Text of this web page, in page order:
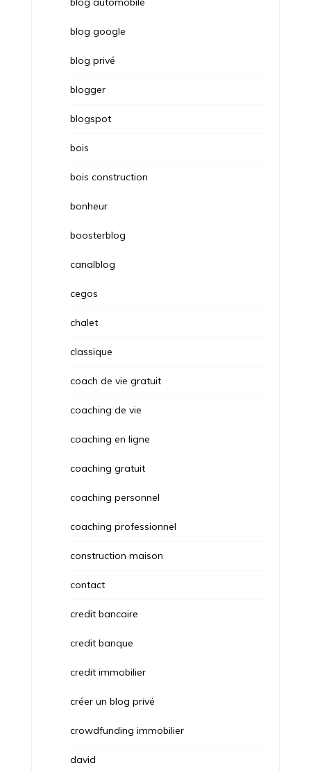
blog google
blog privé
blogger
blogspot
bois
bois construction
bonheur
boosterblog
canalblog
cegos
chalet
classique
coach de vie gratuit
coaching de vie
coaching en ligne
coaching gratuit
coaching personnel
coaching professionnel
construction maison
contact
credit bancaire
credit banque
credit immobilier
créer un blog privé
crowdfunding immobilier
david